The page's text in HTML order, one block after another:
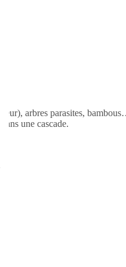
arbres parasites,
une cascade.